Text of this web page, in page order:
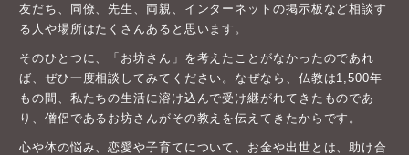
友だち、同僚、先生、両親、インターネットの掲示板など相談す
る人や場所はたくさんあると思います。
そのひとつに、「お坊さん」を考えたことがなかったのであれ
ば、ぜひ一度相談してみてください。なぜなら、仏教は1,500年
もの間、私たちの生活に溶け込んで受け継がれてきたものであ
り、僧侶であるお坊さんがその教えを伝えてきたからです。
心や体の悩み、恋愛や子育てについて、お金や出世とは、助け合